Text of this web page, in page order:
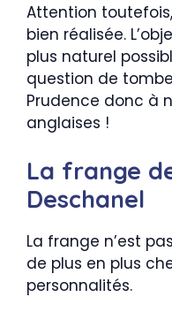
Attention
bien réalisée.
plus naturel
question de
Prudence donc à
anglaises !
La frange
Deschanel
La frange n’est
de plus en plus
personnalités.